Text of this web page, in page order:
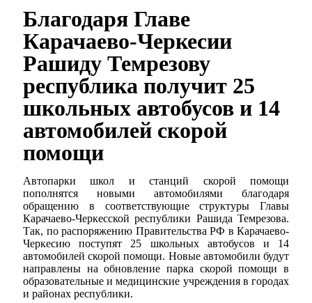
Благодаря Главе
Карачаево-Черкесии
Рашиду Темрезову
республика получит 25
школьных автобусов и 14
автомобилей скорой
помощи
Автопарки школ и станций скорой помощи
пополнятся новыми автомобилями благодаря
обращению в соответствующие структуры Главы
Карачаево-Черкесской республики Рашида Темрезова.
Так, по распоряжению Правительства РФ в Карачаево-
Черкесию поступят 25 школьных автобусов и 14
автомобилей скорой помощи. Новые автомобили будут
направлены на обновление парка скорой помощи в
образовательные и медицинские учреждения в городах
и районах республики.